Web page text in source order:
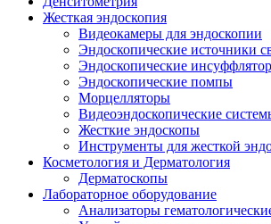
Жесткая эндоскопия
Видеокамеры для эндоскопии
Эндоскопические источники
Эндоскопические
Эндоскопические помпы
Морцелляторы
Видеоэндоскопические
Жесткие эндоскопы
Инструменты для жесткой
Косметология и Дерматология
Дерматоскопы
Лабораторное оборудование
Анализаторы